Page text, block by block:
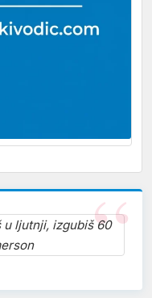
u ljutnji, izgubiš 60